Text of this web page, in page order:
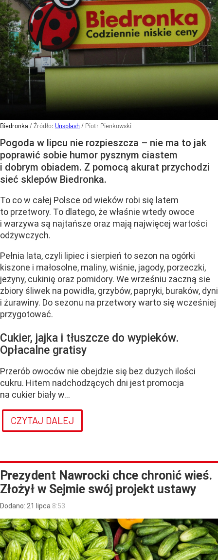
Biedronka / Źródło: Unsplash / Piotr Pienkowski
Pogoda w lipcu nie rozpieszcza – nie ma to jak
poprawić sobie humor pysznym ciastem
i dobrym obiadem. Z pomocą akurat przychodzi
sieć sklepów Biedronka.
To co w całej Polsce od wieków robi się latem
to przetwory. To dlatego, że właśnie wtedy owoce
i warzywa są najtańsze oraz mają najwięcej wartości
odżywczych.
Pełnia lata, czyli lipiec i sierpień to sezon na ogórki
kiszone i małosolne, maliny, wiśnie, jagody, porzeczki,
jeżyny, cukinię oraz pomidory. We wrześniu zaczną sie
zbiory śliwek na powidła, grzybów, papryki, buraków, dyni
i żurawiny. Do sezonu na przetwory warto się wcześniej
przygotować.
Cukier, jajka i tłuszcze do wypieków.
Opłacalne gratisy
Przerób owoców nie obejdzie się bez dużych ilości
cukru. Hitem nadchodzących dni jest promocja
na cukier biały w...
CZYTAJ DALEJ
Prezydent Nawrocki chce chronić wieś.
Złożył w Sejmie swój projekt ustawy
Dodano: 21 lipca 8:53